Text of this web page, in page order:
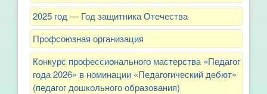
2025 год — Год защитника Отечества
Профсоюзная организация
Конкурс профессионального мастерства «Педагог
года 2026» в номинации «Педагогический дебют»
(педагог дошкольного образования)